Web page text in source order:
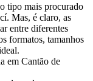
tipo mais procurado
Mas, é claro, as
entre diferentes
formatos, tamanhos
em Cantão de